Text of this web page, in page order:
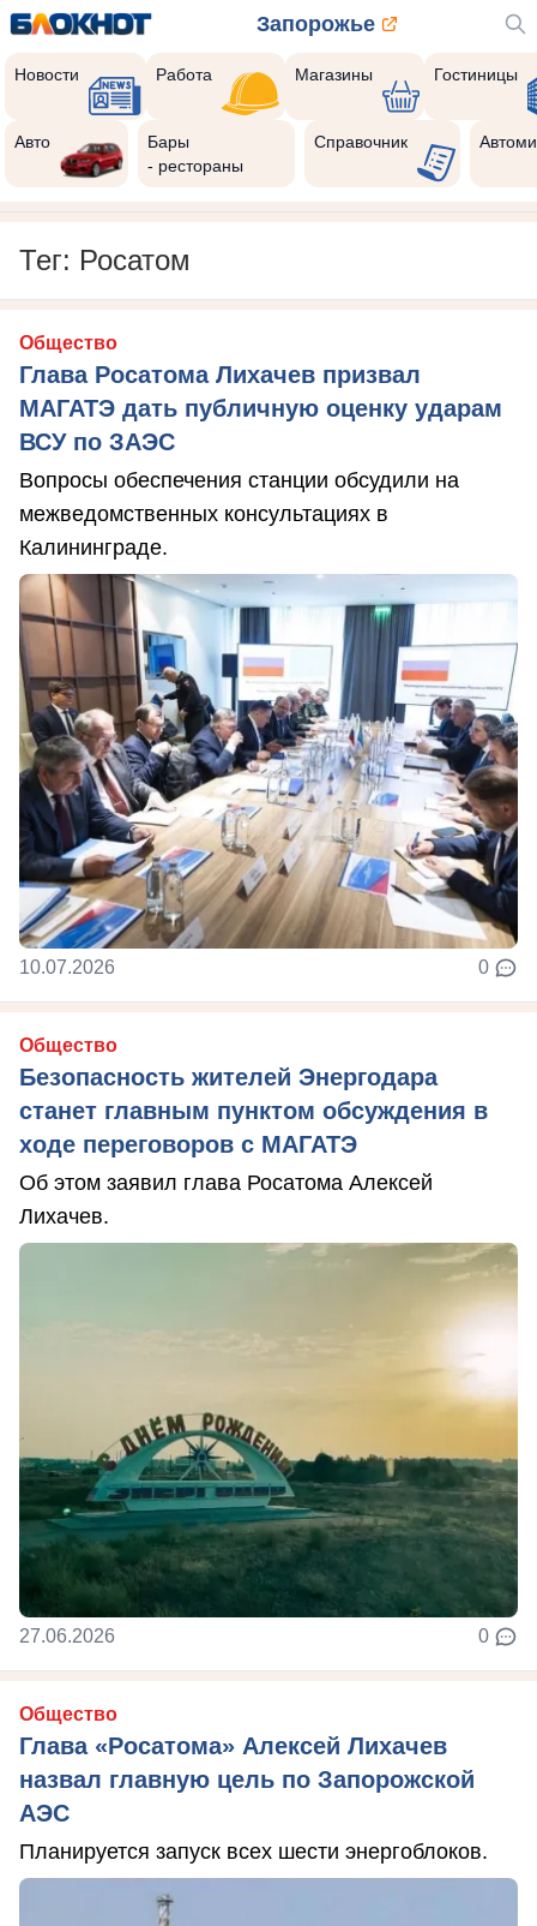
Запорожье
Новости Работа Магазины Гостиницы
Авто
Бары
- рестораны
Справочник
Тег: Росатом
Общество
Глава Росатома Лихачев призвал
МАГАТЭ дать публичную оценку ударам
ВСУ по ЗАЭС
Вопросы обеспечения станции обсудили на
межведомственных консультациях в
Калининграде.
10.07.2026 0
Общество
Безопасность жителей Энергодара
станет главным пунктом обсуждения в
ходе переговоров с МАГАТЭ
Об этом заявил глава Росатома Алексей
Лихачев.
27.06.2026 0
Общество
Глава «Росатома» Алексей Лихачев
назвал главную цель по Запорожской
АЭС
Планируется запуск всех шести энергоблоков.